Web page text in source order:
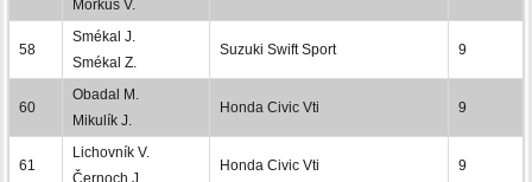
Morkus V.
58
Smékal J.
Smékal Z.
Suzuki Swift Sport 9
60
Obadal M.
Mikulík J.
Honda Civic Vti 9
61
Lichovník V.
Černoch J.
Honda Civic Vti 9